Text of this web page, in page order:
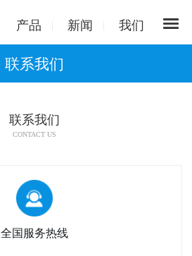
产品 新闻 我们
联系我们
联系我们
CONTACT US
全国服务热线